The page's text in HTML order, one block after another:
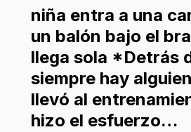
niña entra a una
un balón bajo el
llega sola *Detrás
siempre hay
llevó al
hizo el esfuerzo…